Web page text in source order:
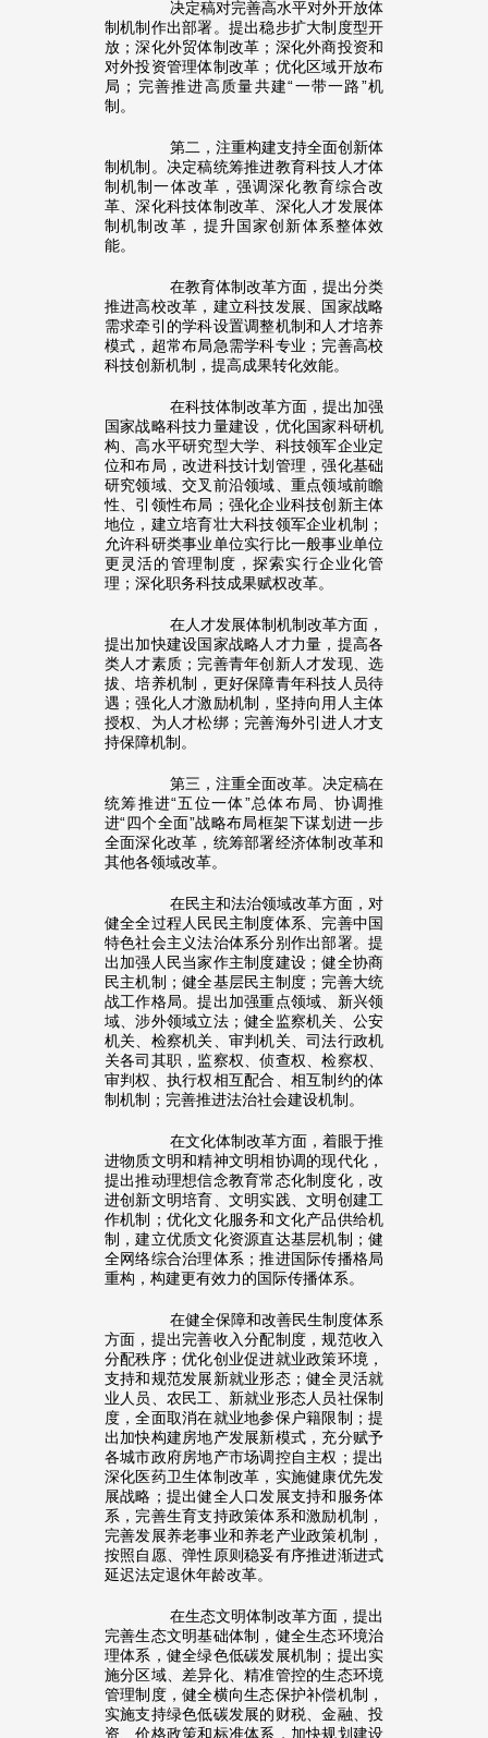
决定稿对完善高水平对外开放体
制机制作出部署。提出稳步扩大制度型开
放；深化外贸体制改革；深化外商投资和
对外投资管理体制改革；优化区域开放布
局；完善推进高质量共建“一带一路”机
制。
第二，注重构建支持全面创新体
制机制。决定稿统筹推进教育科技人才体
制机制一体改革，强调深化教育综合改
革、深化科技体制改革、深化人才发展体
制机制改革，提升国家创新体系整体效
能。
在教育体制改革方面，提出分类
推进高校改革，建立科技发展、国家战略
需求牵引的学科设置调整机制和人才培养
模式，超常布局急需学科专业；完善高校
科技创新机制，提高成果转化效能。
在科技体制改革方面，提出加强
国家战略科技力量建设，优化国家科研机
构、高水平研究型大学、科技领军企业定
位和布局，改进科技计划管理，强化基础
研究领域、交叉前沿领域、重点领域前瞻
性、引领性布局；强化企业科技创新主体
地位，建立培育壮大科技领军企业机制；
允许科研类事业单位实行比一般事业单位
更灵活的管理制度，探索实行企业化管
理；深化职务科技成果赋权改革。
在人才发展体制机制改革方面，
提出加快建设国家战略人才力量，提高各
类人才素质；完善青年创新人才发现、选
拔、培养机制，更好保障青年科技人员待
遇；强化人才激励机制，坚持向用人主体
授权、为人才松绑；完善海外引进人才支
持保障机制。
第三，注重全面改革。决定稿在
统筹推进“五位一体”总体布局、协调推
进“四个全面”战略布局框架下谋划进一步
全面深化改革，统筹部署经济体制改革和
其他各领域改革。
在民主和法治领域改革方面，对
健全全过程人民民主制度体系、完善中国
特色社会主义法治体系分别作出部署。提
出加强人民当家作主制度建设；健全协商
民主机制；健全基层民主制度；完善大统
战工作格局。提出加强重点领域、新兴领
域、涉外领域立法；健全监察机关、公安
机关、检察机关、审判机关、司法行政机
关各司其职，监察权、侦查权、检察权、
审判权、执行权相互配合、相互制约的体
制机制；完善推进法治社会建设机制。
在文化体制改革方面，着眼于推
进物质文明和精神文明相协调的现代化，
提出推动理想信念教育常态化制度化，改
进创新文明培育、文明实践、文明创建工
作机制；优化文化服务和文化产品供给机
制，建立优质文化资源直达基层机制；健
全网络综合治理体系；推进国际传播格局
重构，构建更有效力的国际传播体系。
在健全保障和改善民生制度体系
方面，提出完善收入分配制度，规范收入
分配秩序；优化创业促进就业政策环境，
支持和规范发展新就业形态；健全灵活就
业人员、农民工、新就业形态人员社保制
度，全面取消在就业地参保户籍限制；提
出加快构建房地产发展新模式，充分赋予
各城市政府房地产市场调控自主权；提出
深化医药卫生体制改革，实施健康优先发
展战略；提出健全人口发展支持和服务体
系，完善生育支持政策体系和激励机制，
完善发展养老事业和养老产业政策机制，
按照自愿、弹性原则稳妥有序推进渐进式
延迟法定退休年龄改革。
在生态文明体制改革方面，提出
完善生态文明基础体制，健全生态环境治
理体系，健全绿色低碳发展机制；提出实
施分区域、差异化、精准管控的生态环境
管理制度，健全横向生态保护补偿机制，
实施支持绿色低碳发展的财税、金融、投
资、价格政策和标准体系，加快规划建设